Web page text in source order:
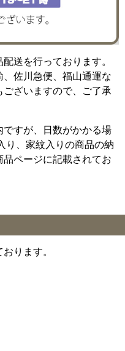
送を行っております。
佐川急便、福山通運な
ざいますので、ご了承
すが、日数がかかる場
り、家紋入りの商品の納
ページに記載されてお
ります。